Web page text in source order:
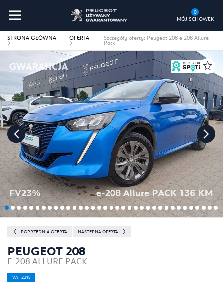
MÓJ SCHOWEK
0
STRONA GŁÓWNA OFERTA Szczegóły oferty: Peugeot 208 e-208 Allure
Pack
POPRZEDNIA OFERTA NASTĘPNA OFERTA
PEUGEOT 208
E-208 ALLURE PACK
VAT 23%